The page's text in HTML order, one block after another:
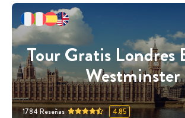
Tour Gratis Londres
Westminster
1784Reseñas 4.85